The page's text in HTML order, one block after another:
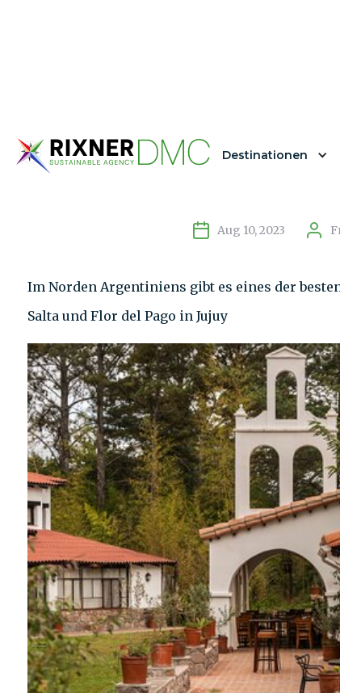
Destinationen
Aug 10, 2023
Im Norden Argentiniens gibt es eines der
Salta und Flor del Pago in Jujuy